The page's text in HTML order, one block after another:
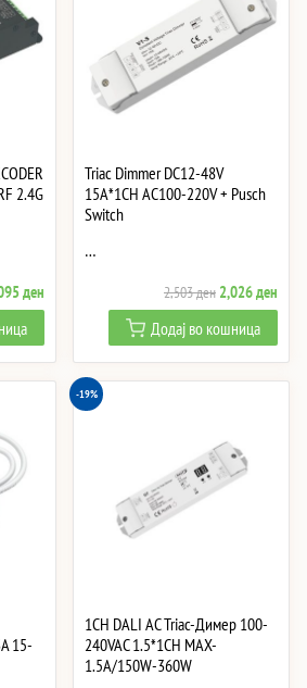
2.4G
ден.
денCurrent
price
is:
6,095 ден.
Triac Dimmer DC12-48V
15A*1CH AC100-220V + Pusch
Switch
…
2,503ден Original
price
was:
2,503 ден.
2,026ден
price
is:
Додај во кошница
15-
-19%
1CH DALI AC Triac-Димер 100-
240VAC 1.5*1CH MAX-
1.5A/150W-360W